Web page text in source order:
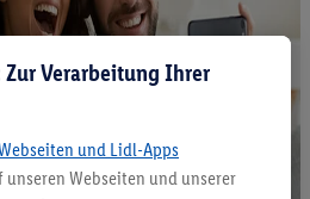
Verarbeitung Ihrer
und Lidl-Apps
Webseiten und unserer